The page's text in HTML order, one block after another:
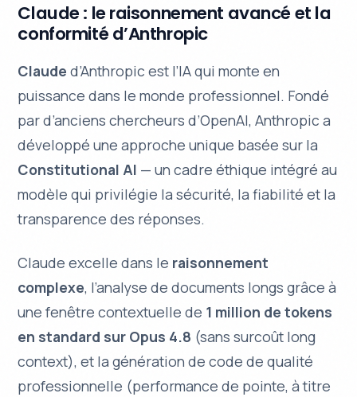
Claude : le raisonnement avancé et la
conformité d’Anthropic
Claude d’Anthropic est l’IA qui monte en
puissance dans le monde professionnel. Fondé
par d’anciens chercheurs d’OpenAI, Anthropic a
développé une approche unique basée sur la
Constitutional AI — un cadre éthique intégré au
modèle qui privilégie la sécurité, la fiabilité et la
transparence des réponses.
Claude excelle dans le raisonnement
complexe, l’analyse de documents longs grâce à
une fenêtre contextuelle de 1 million de tokens
en standard sur Opus 4.8 (sans surcoût long
context), et la génération de code de qualité
professionnelle (performance de pointe, à titre